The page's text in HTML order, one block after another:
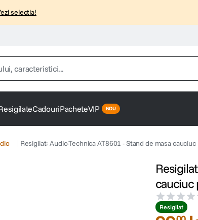
selectia!
CadouriPacheteVIP
Resigilat: Audio-Technica AT8601 - Stand de masa
cauciuc
Resigilat